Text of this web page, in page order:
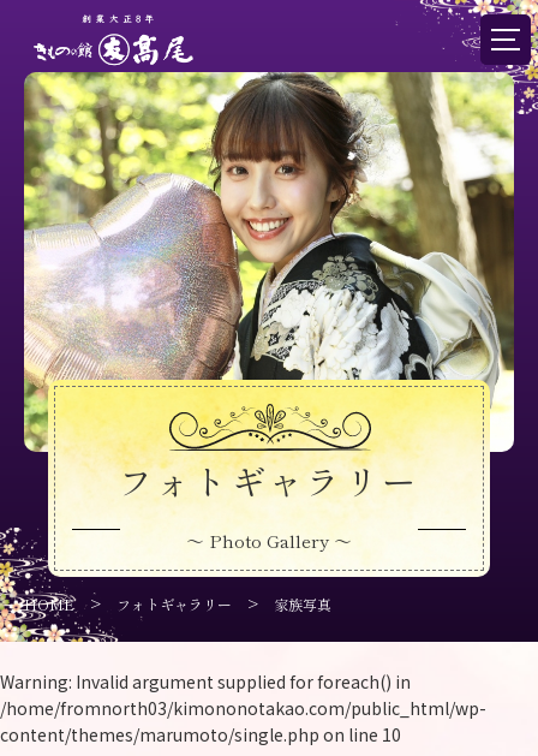
フォトギャラリー
～ Photo Gallery ～
HOME > フォトギャラリー > 家族写真
Warning: Invalid argument supplied for foreach() in
/home/fromnorth03/kimononotakao.com/public_html/wp-
content/themes/marumoto/single.php on line 10